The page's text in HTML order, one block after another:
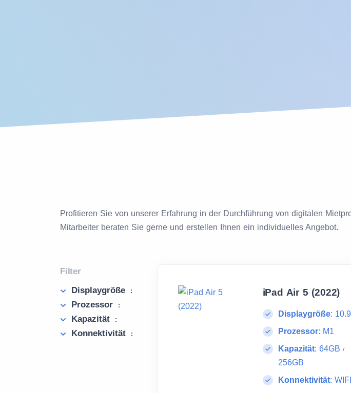
Profitieren Sie von unserer Erfahrung in der Durchführung von digitalen
Mitarbeiter beraten Sie gerne und erstellen Ihnen ein individuelles Angebot.
iPad Air 5 (2022)
Displaygröße:
Prozessor: M1
Kapazität: 64GB /
256GB
Konnektivität: WIFI
Filter
Displaygröße
:
Prozessor :
Kapazität :
Konnektivität :